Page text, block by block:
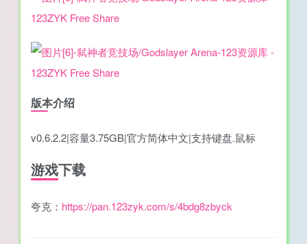
版本介绍
v0.6.2.2|容量3.75GB|官方简体中文|支持键盘.鼠标
游戏下载
夸克： https://pan.123zyk.com/s/4bdg8zbyck